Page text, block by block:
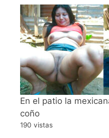
En el patio la
coño
190 vistas